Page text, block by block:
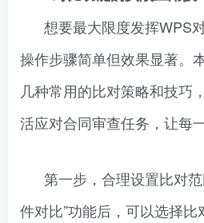
想要最大限度发挥WPS
操作步骤简单但效果显著。
几种常用的比对策略和技巧
活应对合同审查任务，让每
第一步，合理设置比对
件对比”功能后，可以选择